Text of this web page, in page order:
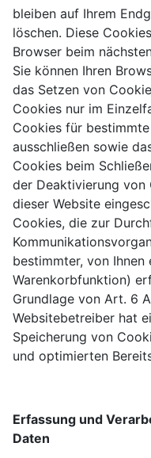
bleiben auf Ihrem
löschen. Diese
Browser beim
Sie können Ihren
das Setzen von
Cookies nur im
Cookies für
ausschließen sowie
Cookies beim
der Deaktivierung von
dieser Website
Cookies, die zur
bestimmter, von Ihnen
Warenkorbfunktion)
Grundlage von Art. 6
Websitebetreiber hat
Speicherung von
und optimierten
Erfassung und
Daten